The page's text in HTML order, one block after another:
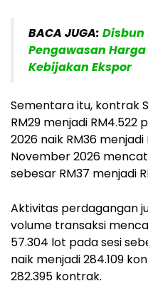
BACA JUGA: Disbun
Pengawasan Harga
Kebijakan Ekspor
Sementara itu, kontrak
RM29 menjadi
2026 naik RM36
November 2026
sebesar RM37 menjadi
Aktivitas perdagangan
volume transaksi
57.304 lot pada sesi
naik menjadi 284.109
282.395 kontrak.